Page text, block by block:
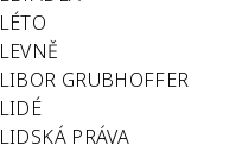
LÉTO
LEVNĚ
LIBOR GRUBHOFFER
LIDÉ
LIDSKÁ PRÁVA